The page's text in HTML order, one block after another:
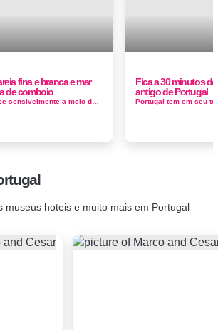
fina e branca e mar
de comboio
A Praia do Barril situa-se sensivelmente a meio da Ilha de Tavira, de areia fina e branca. A praia do Barril é uma das praias da Ilha de Tavira...
Fica a 30 minutos
antigo de Portugal
museus hoteis e muito mais em Portugal